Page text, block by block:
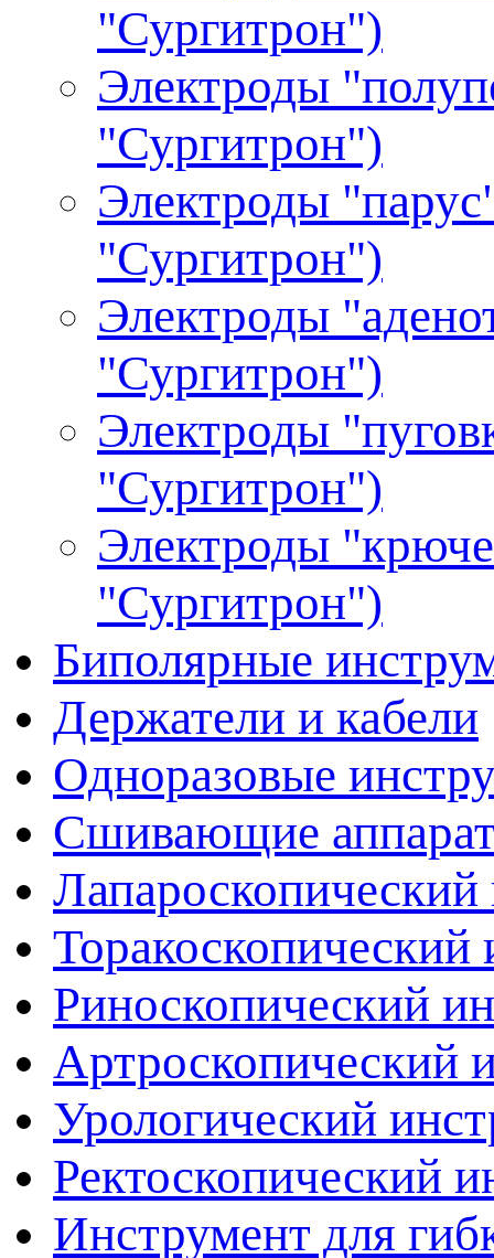
"Сургитрон")
Электроды
"Сургитрон")
Электроды
"Сургитрон")
Электроды
"Сургитрон")
Электроды
"Сургитрон")
Электроды
"Сургитрон")
Биполярные
Держатели и кабели
Одноразовые
Сшивающие
Лапароскопический
Торакоскопический
Риноскопический
Артроскопический
Урологический
Ректоскопический
Инструмент для